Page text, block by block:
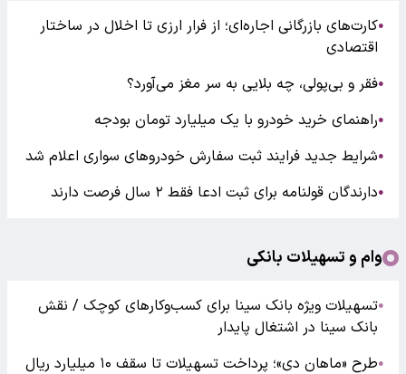
●کارت‌های بازرگانی اجاره‌ای؛ از فرار ارزی تا اخلال در ساختار
اقتصادی
●فقر و بی‌پولی، چه بلایی به سر مغز می‌آورد؟
●راهنمای خرید خودرو با یک میلیارد تومان بودجه
●شرایط جدید فرایند ثبت سفارش خودروهای سواری اعلام شد
●دارندگان قولنامه برای ثبت ادعا فقط ۲ سال فرصت دارند
وام و تسهیلات بانکی
●تسهیلات ویژه بانک سینا برای کسب‌وکارهای کوچک / نقش
بانک سینا در اشتغال پایدار
●
طرح «ماهان دی»؛ پرداخت تسهیلات تا سقف ۱۰ میلیارد ریال